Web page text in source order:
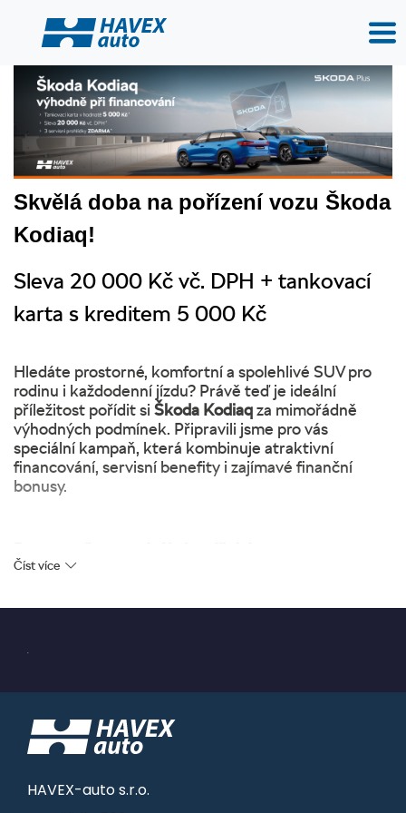
Skvělá doba na pořízení vozu Škoda
Kodiaq!
Sleva 20 000 Kč vč. DPH + tankovací
karta s kreditem 5 000 Kč
Hledáte prostorné, komfortní a spolehlivé SUV pro
rodinu i každodenní jízdu? Právě teď je ideální
příležitost pořídit si Škoda Kodiaqza mimořádně
výhodných podmínek. Připravili jsme pro vás
speciální kampaň, která kombinuje atraktivní
financování, servisní benefity i zajímavé finanční
bonusy.
Financování prostřednictvím Volkswagen Financial
Services přináší i další praktické výhody, které ocení
Číst více
.
HAVEX-auto s.r.o.